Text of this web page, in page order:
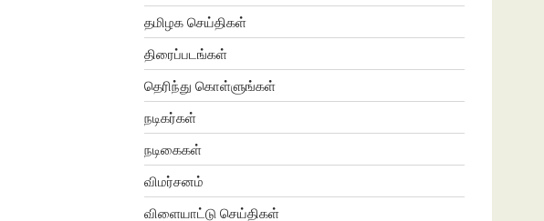
தமிழக செய்திகள்
திரைப்படங்கள்
தெரிந்து கொள்ளுங்கள்
நடிகர்கள்
நடிகைகள்
விமர்சனம்
விளையாட்டு செய்திகள்